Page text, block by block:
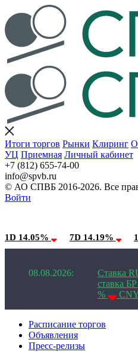
Итоги торгов Рынки Клиринг О
УЦ Приемная Личный кабинет
+7 (812) 655-74-00
info@spvb.ru
© АО СПВБ 2016-2026. Все
Войти
1D 14.05% 7D 14.19%
08.08.2026: Ставка
ставка
%
Расписание торгов
Объявления
Пресс-релизы